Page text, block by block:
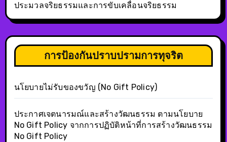
ประมวลจริยธรรมและการขับเคลื่อนจริยธรรม
การป้องกันปราบปรามการทุจริต
นโยบายไม่รับของขวัญ (No Gift Policy)
ประกาศเจตนารมณ์และสร้างวัฒนธรรม ตามนโยบาย
No Gift Policy จากการปฏิบัติหน้าที่การสร้างวัฒนธรรม
No Gift Policy